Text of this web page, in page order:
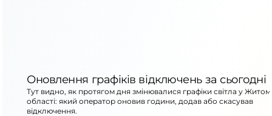
Оновлення графіків відключень за сьогодні
Тут видно, як протягом дня змінювалися графіки світла у
області: який оператор оновив години, додав або скасував
відключення.